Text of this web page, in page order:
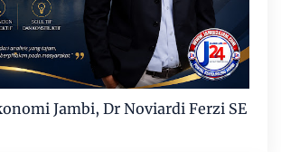
Jambi, Dr Noviardi Ferzi SE